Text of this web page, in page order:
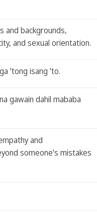
and backgrounds,
and sexual orientation.
'tong isang 'to.
gawain dahil mababa
and
someone's mistakes